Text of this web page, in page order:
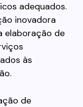
adequados.
inovadora
elaboração de
às
de